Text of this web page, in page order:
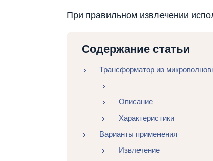
При правильном извлечении
Содержание статьи
Трансформатор из
Описание
Характеристики
Варианты применения
Извлечение